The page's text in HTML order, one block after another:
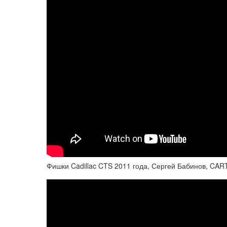
Фишки Cadillac CTS 2011 года, Сергей Бабинов,